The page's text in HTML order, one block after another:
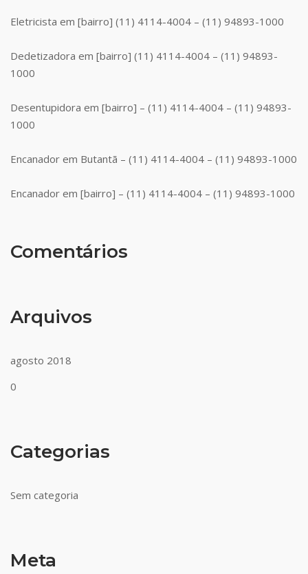
Eletricista em [bairro] (11) 4114-4004 – (11) 94893-1000
Dedetizadora em [bairro] (11) 4114-4004 – (11) 94893-
1000
Desentupidora em [bairro] – (11) 4114-4004 – (11) 94893-
1000
Encanador em Butantã – (11) 4114-4004 – (11) 94893-1000
Encanador em [bairro] – (11) 4114-4004 – (11) 94893-1000
Comentários
Arquivos
agosto 2018
0
Categorias
Sem categoria
Meta